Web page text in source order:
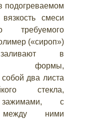
подогреваемом
смеси
требуемого
(«сироп»)
в
формы,
два листа
стекла,
зажимами, с
между ними